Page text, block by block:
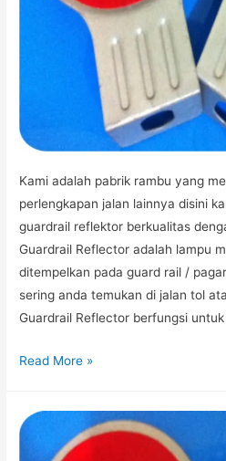
Kami adalah pabrik rambu yang
perlengkapan jalan lainnya disini
guardrail reflektor berkualitas
Guardrail Reflector adalah lampu
ditempelkan pada guard rail /
sering anda temukan di jalan tol
Guardrail Reflector berfungsi
JUAL
Read More »